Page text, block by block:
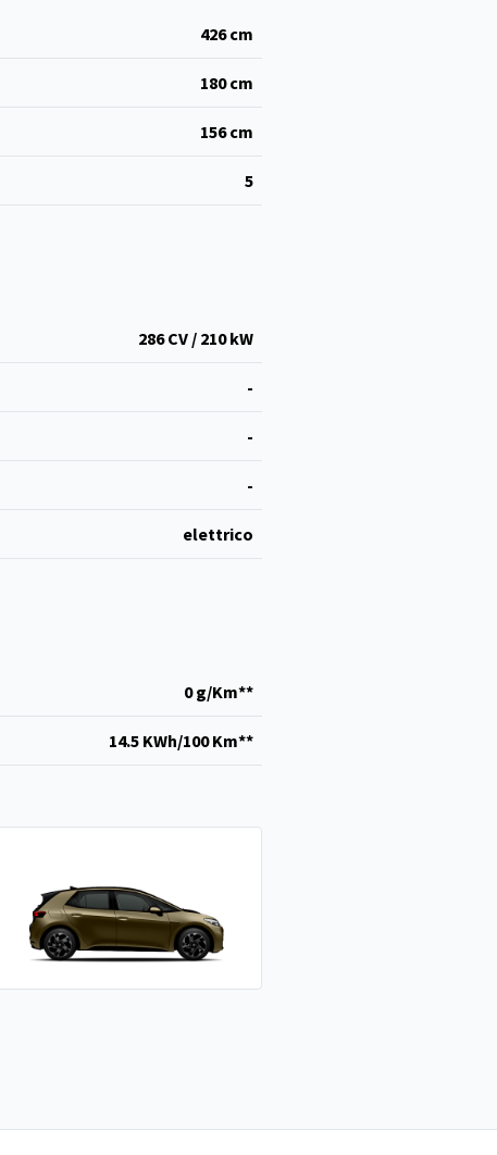
426cm
180cm
156cm
5
286 CV / 210 kW
-
-
-
elettrico
0 g/Km**
14.5 KWh/100 Km**